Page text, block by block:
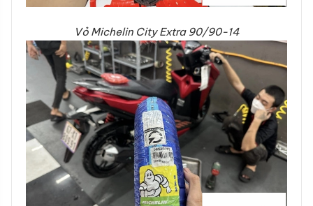
Vỏ Michelin City Extra 90/90-14